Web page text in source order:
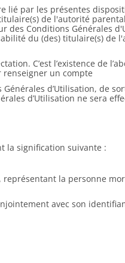
lié par les présentes
de l'autorité
des Conditions Générales
du (des) titulaire(s) de
C’est l’existence de
renseigner un compte
d’Utilisation, de
d’Utilisation ne sera
la signification suivante :
représentant la personne
avec son